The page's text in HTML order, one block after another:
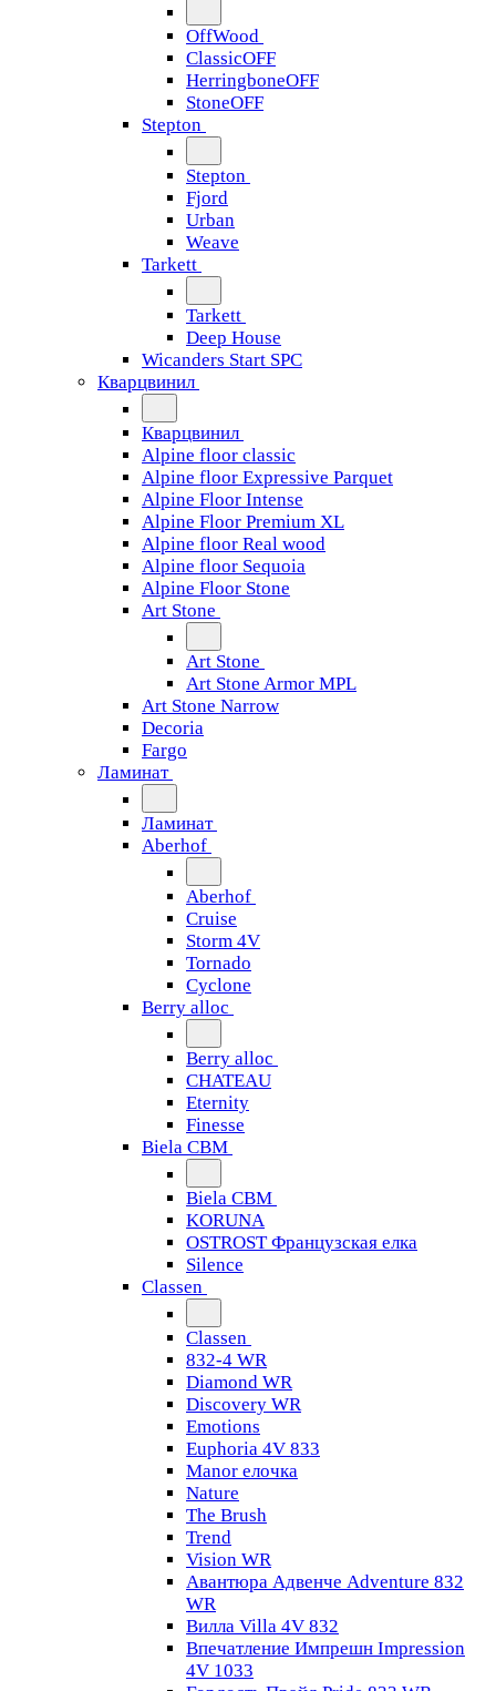
OffWood
ClassicOFF
HerringboneOFF
StoneOFF
Stepton
Stepton
Fjord
Urban
Weave
Tarkett
Tarkett
Deep House
Wicanders Start SPC
Кварцвинил
Кварцвинил
Alpine floor classic
Alpine floor Expressive Parquet
Alpine Floor Intense
Alpine Floor Premium XL
Alpine floor Real wood
Alpine floor Sequoia
Alpine Floor Stone
Art Stone
Art Stone
Art Stone Armor MPL
Art Stone Narrow
Decoria
Fargo
Ламинат
Ламинат
Aberhof
Aberhof
Cruise
Storm 4V
Tornado
Сyclone
Berry alloc
Berry alloc
CHATEAU
Eternity
Finesse
Biela CBM
Biela CBM
KORUNA
OSTROST Французская елка
Silence
Classen
Classen
832-4 WR
Diamond WR
Discovery WR
Emotions
Euphoria 4V 833
Manor елочка
Nature
The Brush
Trend
Vision WR
Авантюра Адвенче Adventure 832
WR
Вилла Villa 4V 832
Впечатление Импрешн Impression
4V 1033